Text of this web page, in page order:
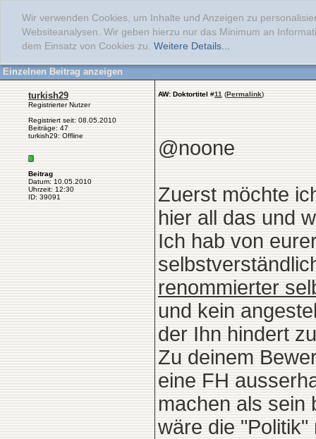
Wir verwenden Cookies, um Inhalte und Anzeigen zu
Websiteanalysen. Wir geben hierzu nur das Minimum an
dem Einsatz von Cookies zu. Weitere Details...
Einzelnen Beitrag anzeigen
turkish29
Registrierter Nutzer
Registriert seit: 08.05.2010
Beiträge: 47
turkish29: Offline
Beitrag
Datum: 10.05.2010
Uhrzeit: 12:30
ID: 39091
AW: Doktortitel #11 (Permalink)
@noone
Zuerst möchte
hier all das und
Ich hab von
renommierter
und kein
der Ihn hindert
Zu deinem
eine FH
machen als sein
wäre die